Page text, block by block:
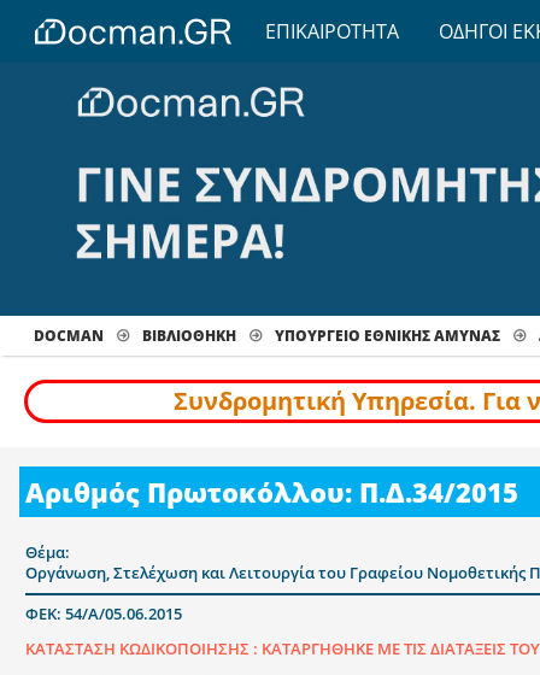
ΕΠΙΚΑΙΡΟΤΗΤΑ ΟΔΗΓΟΙ
DOCMAN ΒΙΒΛΙΟΘΗΚΗ ΥΠΟΥΡΓΕΙΟ ΕΘΝΙΚΗΣ ΑΜΥΝΑΣ
Συνδρομητική Υπηρεσία.
Αριθμός Πρωτοκόλλου: Π.Δ.34/2015
Θέμα:
Οργάνωση, Στελέχωση και Λειτουργία του Γραφείου Νομοθετικής
ΦΕΚ: 54/Α/05.06.2015
ΚΑΤΑΣΤΑΣΗ ΚΩΔΙΚΟΠΟΙΗΣΗΣ : ΚΑΤΑΡΓΗΘΗΚΕ ΜΕ ΤΙΣ ΔΙΑΤΑΞΕΙΣ